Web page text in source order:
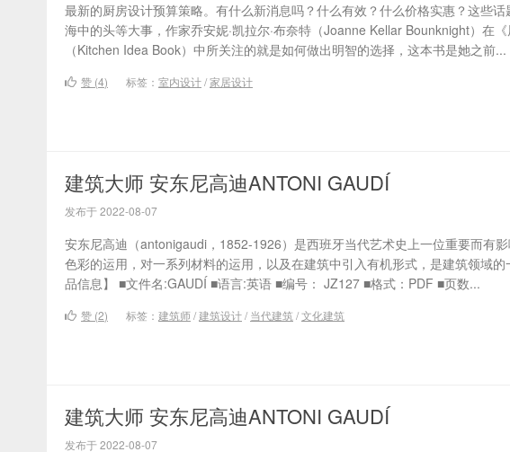
最新的厨房设计预算策略。有什么新消息吗？什么有效？什么价格实惠？这些话
海中的头等大事，作家乔安妮·凯拉尔·布奈特（Joanne Kellar Bounknight）在《
（Kitchen Idea Book）中所关注的就是如何做出明智的选择，这本书是她之前...
赞 (4) 标签： 室内设计/家居设计
建筑大师 安东尼高迪ANTONI GAUDÍ
发布于 2022-08-07
安东尼高迪（antonigaudi，1852-1926）是西班牙当代艺术史上一位重要而有
色彩的运用，对一系列材料的运用，以及在建筑中引入有机形式，是建筑领域
品信息】 ■文件名:GAUDÍ ■语言:英语 ■编号： JZ127 ■格式：PDF ■页数...
赞 (2) 标签： 建筑师/建筑设计/ 当代建筑 /文化建筑
建筑大师 安东尼高迪ANTONI GAUDÍ
发布于 2022-08-07